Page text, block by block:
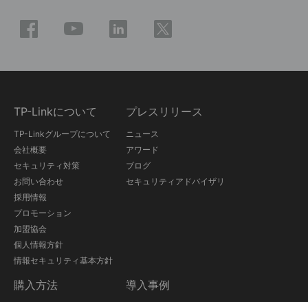
TP-Linkについて
TP-Linkグループについて
会社概要
セキュリティ対策
お問い合わせ
採用情報
プロモーション
加盟協会
個人情報方針
情報セキュリティ基本方針
プレスリリース
ニュース
アワード
ブログ
セキュリティアドバイザリ
購入方法 導入事例